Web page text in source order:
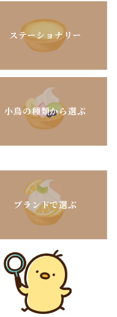
ステーショナリー
小鳥の種類から選ぶ
ブランドで選ぶ